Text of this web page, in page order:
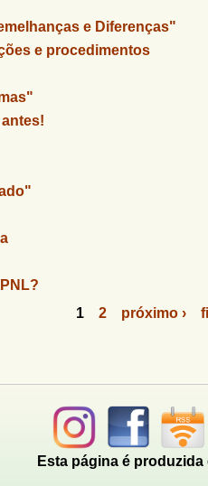
e Diferenças"
e procedimentos
1 2 próximo ›
Esta página é produzida